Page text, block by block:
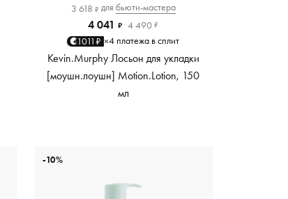
3 618 ₽ для бьюти-мастера
4 041 ₽ 4 490 ₽
1011₽ ×4 платежа в сплит
Kevin.Murphy Лосьон для укладки
[моушн.лоушн] Motion.Lotion, 150
мл
-10%